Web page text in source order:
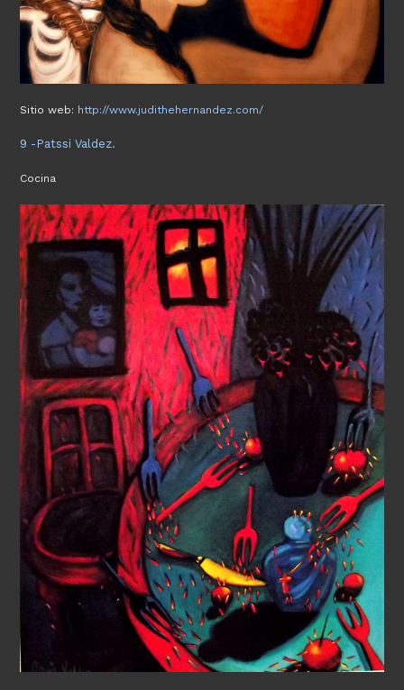
Sitio web: http://www.judithehernandez.com/
9 -Patssi Valdez.
Cocina